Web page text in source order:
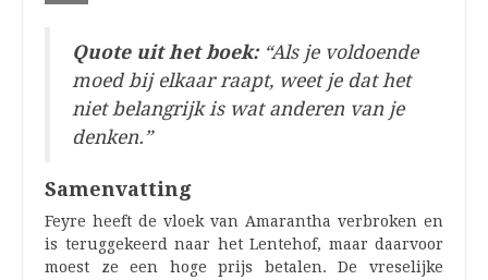
Quote uit het boek:“Als je voldoende
moed bij elkaar raapt, weet je dat het
niet belangrijk is wat anderen van je
denken.”
Samenvatting
Feyre heeft de vloek van Amarantha verbroken en
is teruggekeerd naar het Lentehof, maar daarvoor
moest ze een hoge prijs betalen. De vreselijke